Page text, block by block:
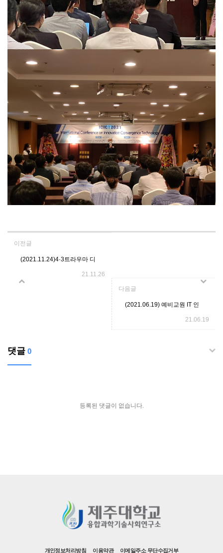
이전글
(2021.11.24)4·3트라우마 디
지털 치료 인문학 교육❤
21.11.26
다음글
(2021.06.19) 예비교원 IT 인
21.06.19
댓글 0
등록된 댓글이 없습니다.
개인정보처리방침 이용약관 이메일주소 무단수집거부